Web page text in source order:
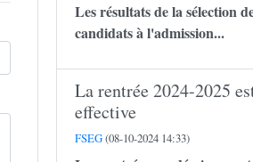
Les résultats de la sélection
candidats à l'admission...
La rentrée 2024-2025
effective
FSEG(08-10-2024 14:33)